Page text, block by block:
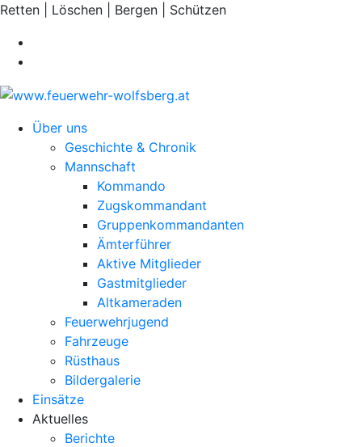
Retten | Löschen | Bergen | Schützen
Über uns
Geschichte & Chronik
Mannschaft
Kommando
Zugskommandant
Gruppenkommandanten
Ämterführer
Aktive Mitglieder
Gastmitglieder
Altkameraden
Feuerwehrjugend
Fahrzeuge
Rüsthaus
Bildergalerie
Einsätze
Aktuelles
Berichte